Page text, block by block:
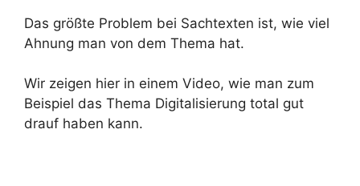
Das größte Problem bei Sachtexten ist, wie viel
Ahnung man von dem Thema hat.
Wir zeigen hier in einem Video, wie man zum
Beispiel das Thema Digitalisierung total gut
drauf haben kann.